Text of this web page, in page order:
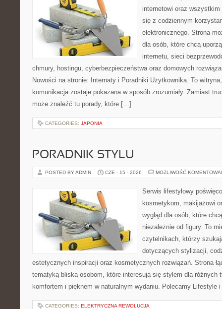
internetowi oraz
się z codziennym
elektronicznego. Strona
dla osób, które chcą
internetu, sieci
chmury, hostingu, cyberbezpieczeństwa oraz domowych
Nowości na stronie: Internaty i Poradniki Użytkownika. To
komunikacja zostaje pokazana w sposób zrozumiały. Zamiast
może znaleźć tu porady, które […]
CATEGORIES: JAPONIA
PORADNIK STYLU
POSTED BY ADMIN CZE - 15 - 2026 MOŻLIWOŚĆ
Serwis lifestylowy
kosmetykom, makijażowi
wygląd dla osób, które
niezależnie od figury. To
czytelnikach, którzy
dotyczących stylizacji,
estetycznych inspiracji oraz kosmetycznych rozwiązań. Strona
tematyką bliską osobom, które interesują się stylem dla różnych
komfortem i pięknem w naturalnym wydaniu. Polecamy Lifestyle
CATEGORIES: ELEKTRYCZNA REWOLUCJA